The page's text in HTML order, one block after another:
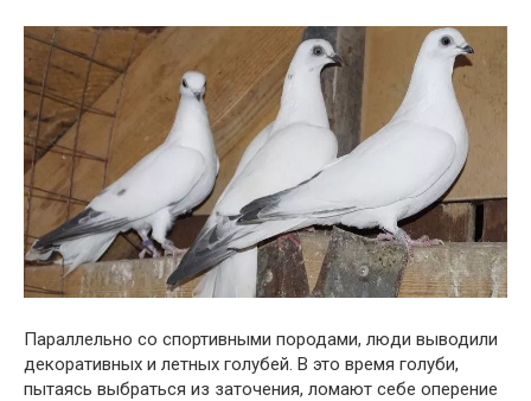
Параллельно со спортивными породами, люди выводили
декоративных и летных голубей. В это время голуби,
пытаясь выбраться из заточения, ломают себе оперение